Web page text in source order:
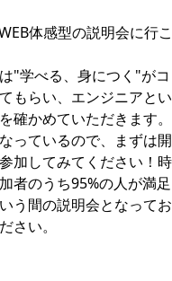
体感型の説明会に行こ
"学べる、身につく"が
もらい、エンジニアと
確かめていただきます
っているので、まずは
加してみてください！
者のうち95%の人が満
う間の説明会となって
さい。